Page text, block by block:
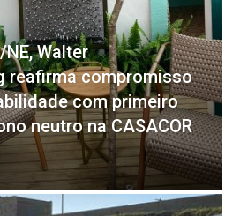
Walter
reafirma compromisso
com primeiro
neutro na CASACOR